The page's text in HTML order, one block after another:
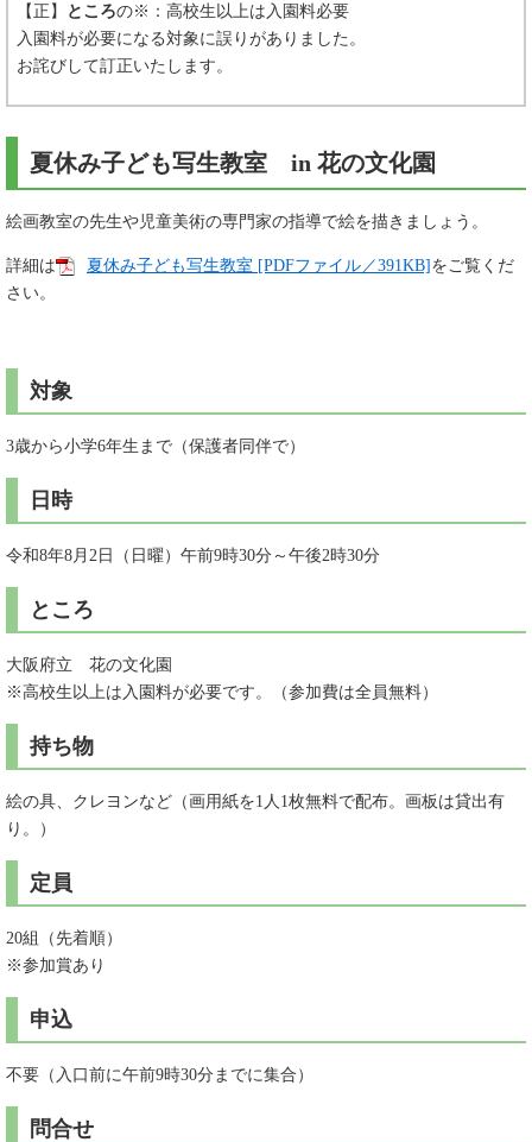
【正】
ところの※：高校生以上は入園料必要
入園料が必要になる対象に誤りがありました。
お詫びして訂正いたします。
夏休み子ども写生教室 in 花の文化園
絵画教室の先生や児童美術の専門家の指導で絵を描きましょう。
詳細は 夏休み子ども写生教室 [PDFファイル／391KB] をご覧くだ
さい。
対象
3歳から小学6年生まで（保護者同伴で）
日時
令和8年8月2日（日曜）午前9時30分～午後2時30分
ところ
大阪府立 花の文化園
※高校生以上は入園料が必要です。（参加費は全員無料）
持ち物
絵の具、クレヨンなど（画用紙を1人1枚無料で配布。画板は貸出有
り。）
定員
20組（先着順）
※参加賞あり
申込
不要（入口前に午前9時30分までに集合）
問合せ